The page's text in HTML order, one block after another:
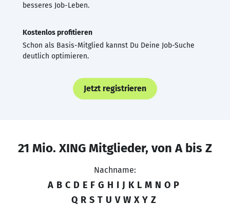
besseres Job-Leben.
Kostenlos profitieren
Schon als Basis-Mitglied kannst Du Deine Job-Suche
deutlich optimieren.
Jetzt registrieren
21 Mio. XING Mitglieder, von A bis Z
Nachname:
A B C D E F G H I J K L M N O P
Q R S T U V W X Y Z